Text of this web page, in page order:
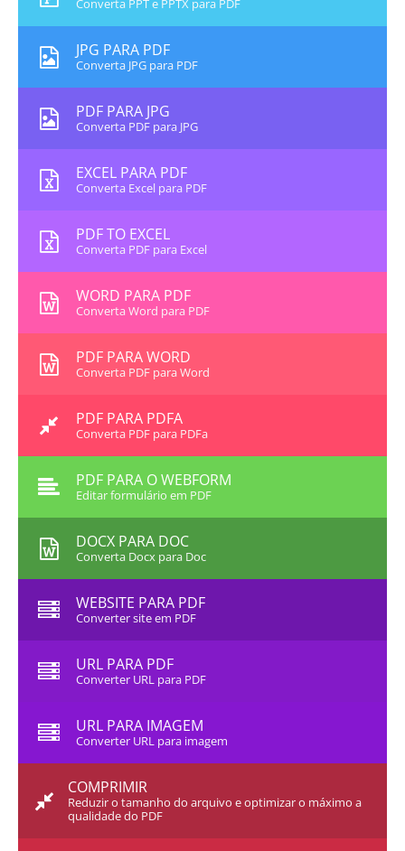
Converta PPT e PPTX para PDF
JPG PARA PDF
Converta JPG para PDF
PDF PARA JPG
Converta PDF para JPG
EXCEL PARA PDF
Converta Excel para PDF
PDF TO EXCEL
Converta PDF para Excel
WORD PARA PDF
Converta Word para PDF
PDF PARA WORD
Converta PDF para Word
PDF PARA PDFA
Converta PDF para PDFa
PDF PARA O WEBFORM
Editar formulário em PDF
DOCX PARA DOC
Converta Docx para Doc
WEBSITE PARA PDF
Converter site em PDF
URL PARA PDF
Converter URL para PDF
URL PARA IMAGEM
Converter URL para imagem
COMPRIMIR
Reduzir o tamanho do arquivo e optimizar o máximo a
qualidade do PDF